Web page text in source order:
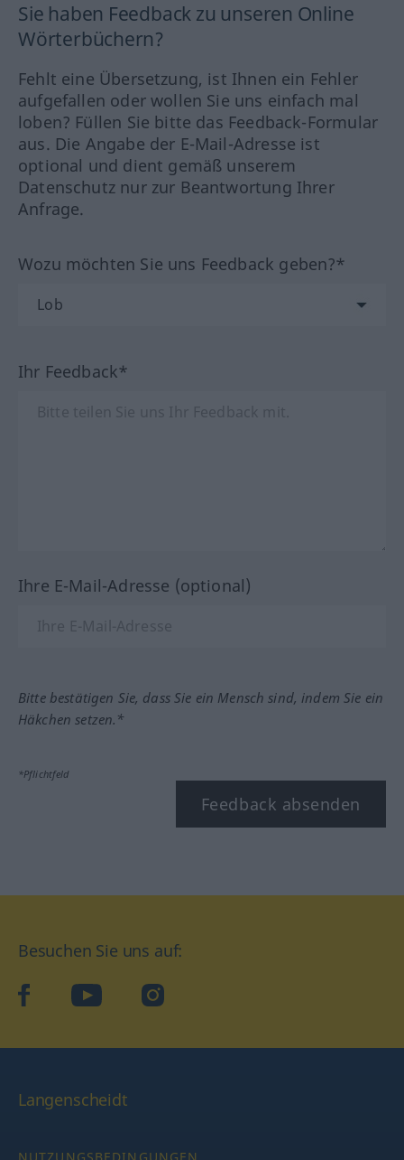
Sie haben Feedback zu unseren Online
Wörterbüchern?
Fehlt eine Übersetzung, ist Ihnen ein Fehler
aufgefallen oder wollen Sie uns einfach mal
loben? Füllen Sie bitte das Feedback-Formular
aus. Die Angabe der E-Mail-Adresse ist
optional und dient gemäß unserem
Datenschutz nur zur Beantwortung Ihrer
Anfrage.
Wozu möchten Sie uns Feedback geben?*
Ihr Feedback*
Ihre E-Mail-Adresse (optional)
Bitte bestätigen Sie, dass Sie ein Mensch sind, indem Sie ein
Häkchen setzen.*
*Pflichtfeld
Feedback absenden
Besuchen Sie uns auf:
facebookYouTube Instagram
Langenscheidt